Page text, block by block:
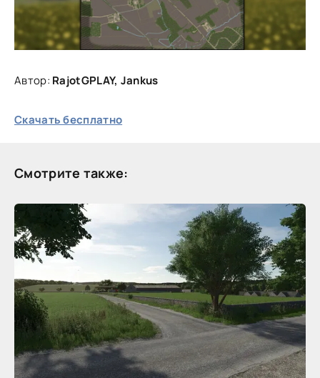
Автор: RajotGPLAY, Jankus
Скачать бесплатно
Смотрите также: